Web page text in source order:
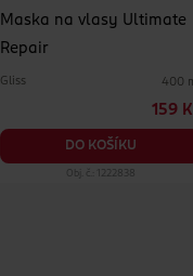
Maska na vlasy Ultimate
Repair
Gliss 400
159
DO KOŠÍKU
Obj. č.: 1222838